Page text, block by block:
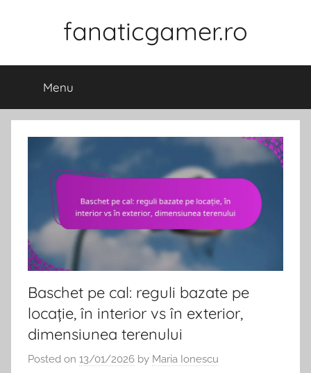
fanaticgamer.ro
Menu
Baschet pe cal: reguli bazate pe
locație, în interior vs în exterior,
dimensiunea terenului
Posted on 13/01/2026 by Maria Ionescu